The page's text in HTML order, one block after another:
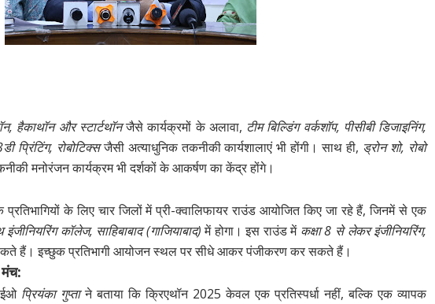
हैकाथॉन और स्टार्टथॉनजैसे कार्यक्रमों के अलावा, टीम बिल्डिंग वर्कशॉप, पीसीबी डिजाइनिंग,
प्रिंटिंग, रोबोटिक्सजैसी अत्याधुनिक तकनीकी कार्यशालाएं भी होंगी। साथ ही, ड्रोन शो, रोबो
मनोरंजन कार्यक्रम भी दर्शकों के आकर्षण का केंद्र होंगे।
के लिए चार जिलों में प्री-क्वालिफायर राउंड आयोजित किए जा रहे हैं, जिनमें से एक
कॉलेज, साहिबाबाद (गाजियाबाद)में होगा। इस राउंड में कक्षा 8 से लेकर इंजीनियरिंग,
हैं। इच्छुक प्रतिभागी आयोजन स्थल पर सीधे आकर पंजीकरण कर सकते हैं।
प्रियंका गुप्ताने बताया कि क्रिएथॉन 2025 केवल एक प्रतिस्पर्धा नहीं, बल्कि एक व्यापक